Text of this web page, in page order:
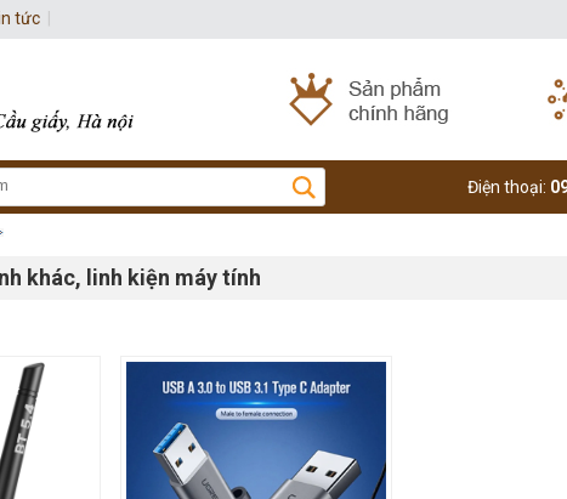
Điện thoại:
khác, linh kiện máy tính
tức